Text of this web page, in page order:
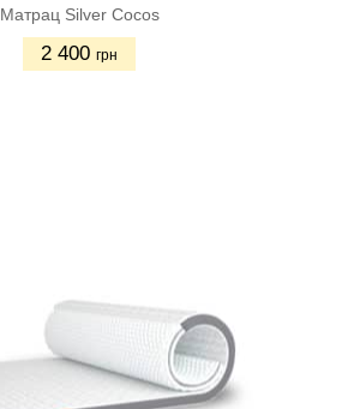
Матрац Silver Cocos
2 400 грн